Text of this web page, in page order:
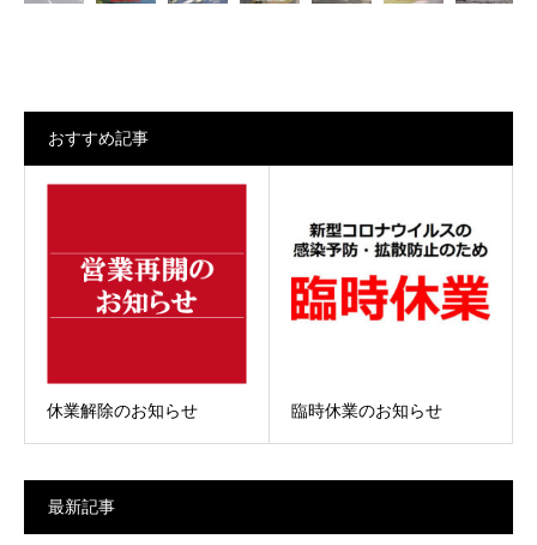
おすすめ記事
休業解除のお知らせ 臨時休業のお知らせ
最新記事